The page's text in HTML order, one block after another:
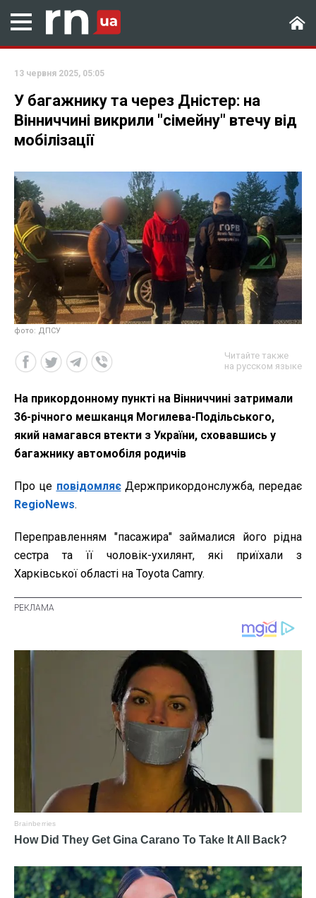
13 червня 2025, 05:05
У багажнику та через Дністер: на
Вінниччині викрили "сімейну" втечу від
мобілізації
фото: ДПСУ
Читайте также
на русском языке
На прикордонному пункті на Вінниччині затримали
36-річного мешканця Могилева-Подільського,
який намагався втекти з України, сховавшись у
багажнику автомобіля родичів
Про це повідомляєДержприкордонслужба, передає
RegioNews.
Переправленням "пасажира" займалися його рідна
сестра та її чоловік-ухилянт, які приїхали з
Харківської області на Toyota Camry.